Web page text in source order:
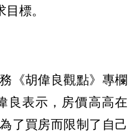
標。
《胡偉良觀點》專欄
良表示，房價高高在
了買房而限制了自己